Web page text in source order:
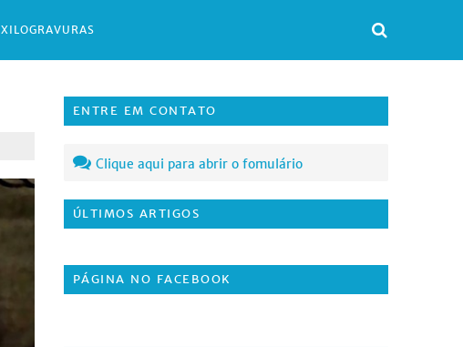
XILOGRAVURAS
ENTRE EM CONTATO
Clique aqui para abrir o fomulário
ÚLTIMOS ARTIGOS
PÁGINA NO FACEBOOK